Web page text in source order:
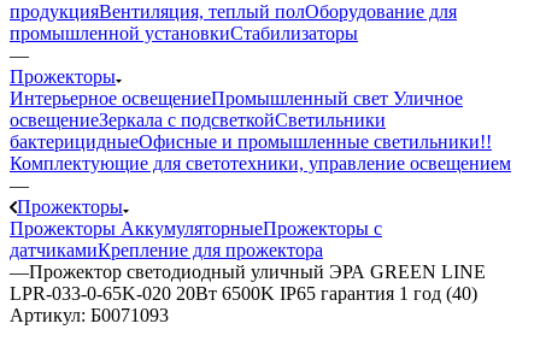
продукцияВентиляция, теплый полОборудование для
промышленной установкиСтабилизаторы
—
Прожекторы
Интерьерное освещениеПромышленный свет Уличное
освещениеЗеркала с подсветкойСветильники
бактерицидныеОфисные и промышленные светильники!!
Комплектующие для светотехники, управление освещением
—
Прожекторы
Прожекторы АккумуляторныеПрожекторы с
датчикамиКрепление для прожектора
—Прожектор светодиодный уличный ЭРА GREEN LINE
LPR-033-0-65K-020 20Вт 6500K IP65 гарантия 1 год (40)
Артикул: Б0071093